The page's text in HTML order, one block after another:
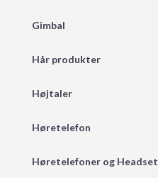
Gimbal
Hår produkter
Højtaler
Høretelefon
Høretelefoner og Headset